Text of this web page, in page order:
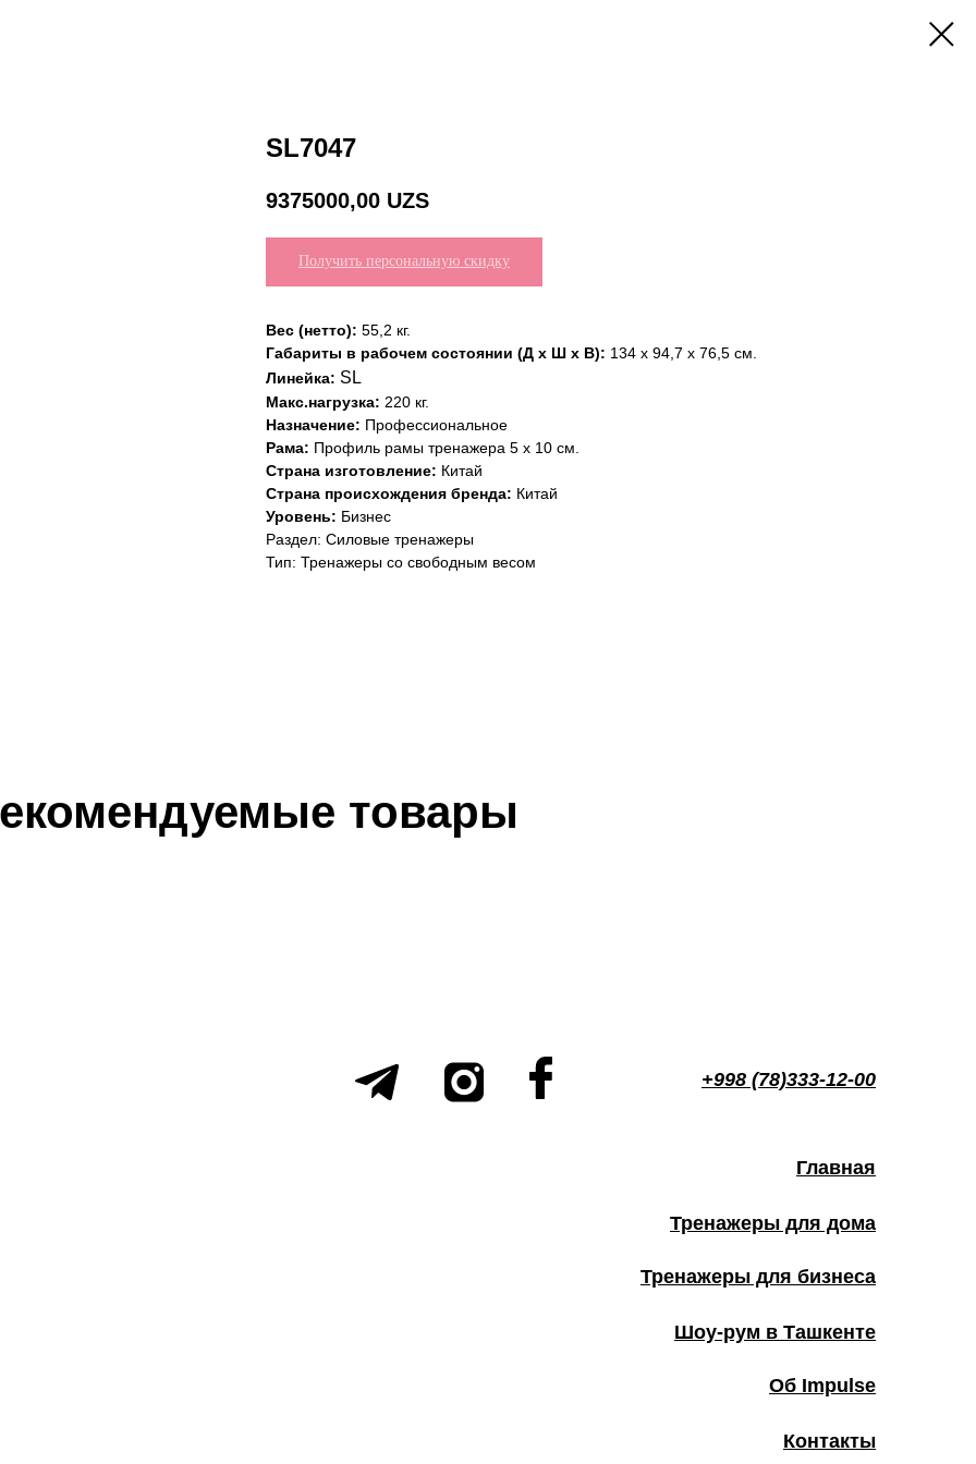
SL7047
9375000,00 UZS
Получить персональную скидку
Вес (нетто): 55,2 кг.
Габариты в рабочем состоянии (Д х Ш х В): 134 x 94,7 x 76,5 см.
Линейка: SL
Макс.нагрузка: 220 кг.
Назначение: Профессиональное
Рама: Профиль рамы тренажера 5 х 10 см.
Страна изготовление: Китай
Страна происхождения бренда: Китай
Уровень: Бизнес
Раздел: Силовые тренажеры
Тип: Тренажеры со свободным весом
товары
+998 (78)333-12-00
Главная
Тренажеры для дома
Тренажеры для бизнеса
Шоу-рум в Ташкенте
Об Impulse
Контакты